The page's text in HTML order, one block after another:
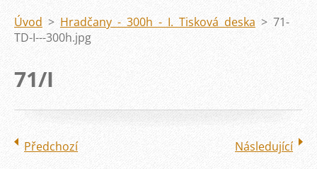
Úvod > Hradčany - 300h - I. Tisková deska > 71-
TD-I---300h.jpg
71/I
Předchozí Následující